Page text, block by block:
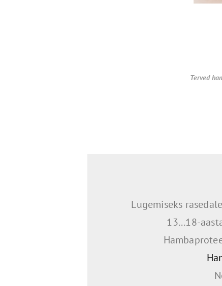
Terved
Lugemiseks rasedale
13...18-